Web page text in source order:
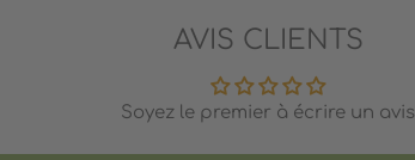
AVIS CLIENTS
Soyez le premier à écrire un avis